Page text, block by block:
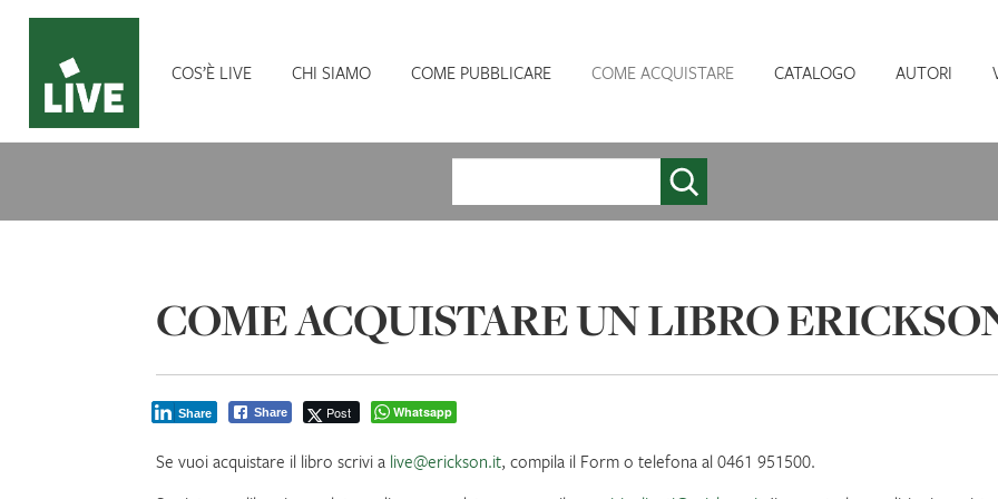
COS’È LIVE CHI SIAMO COME PUBBLICARE COME ACQUISTARE CATALOGO AUTORI
COME ACQUISTARE UN LIBRO
Share Post
Share Whatsapp
Se vuoi acquistare il libro scrivi a live@erickson.it, compila il Form o telefona al 0461 951500.